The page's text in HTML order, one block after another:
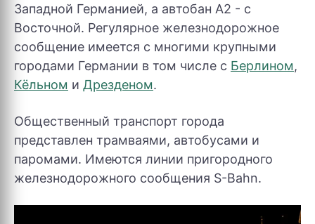
Западной Германией, а автобан А2 - с
Восточной. Регулярное железнодорожное
сообщение имеется с многими крупными
городами Германии в том числе с Берлином,
Кёльном и Дрезденом.
Общественный транспорт города
представлен трамваями, автобусами и
паромами. Имеются линии пригородного
железнодорожного сообщения S-Bahn.